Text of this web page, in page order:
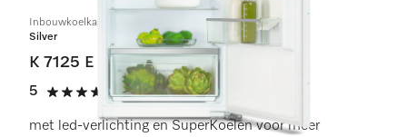
Inbouwkoelkast, nishoogte 88 cm
Silver
K 7125 E
5
5 sterren van de 5
(2 beoordelingen)
met led-verlichting en SuperKoelen voor meer